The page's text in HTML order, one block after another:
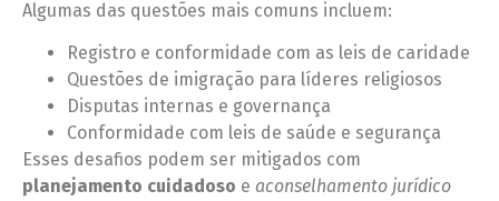
Algumas das questões mais comuns incluem:
Registro e conformidade com as leis de caridade
Questões de imigração para líderes religiosos
Disputas internas e governança
Conformidade com leis de saúde e segurança
Esses desafios podem ser mitigados com
planejamento cuidadoso e aconselhamento jurídico